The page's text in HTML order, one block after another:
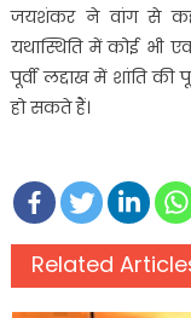
जयशंकर ने वांग से
यथास्थिति में कोई भी
पूर्वी लद्दाख में शांति
हो सकते हैं।
Related